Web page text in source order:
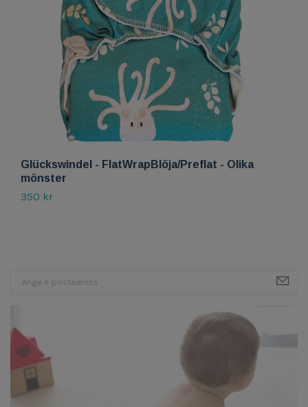
Glückswindel - FlatWrapBlöja/Preflat - Olika
mönster
350 kr